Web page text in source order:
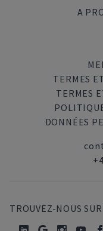
A
TERMES
TERMES
DONNÉES
TROUVEZ-NOUS